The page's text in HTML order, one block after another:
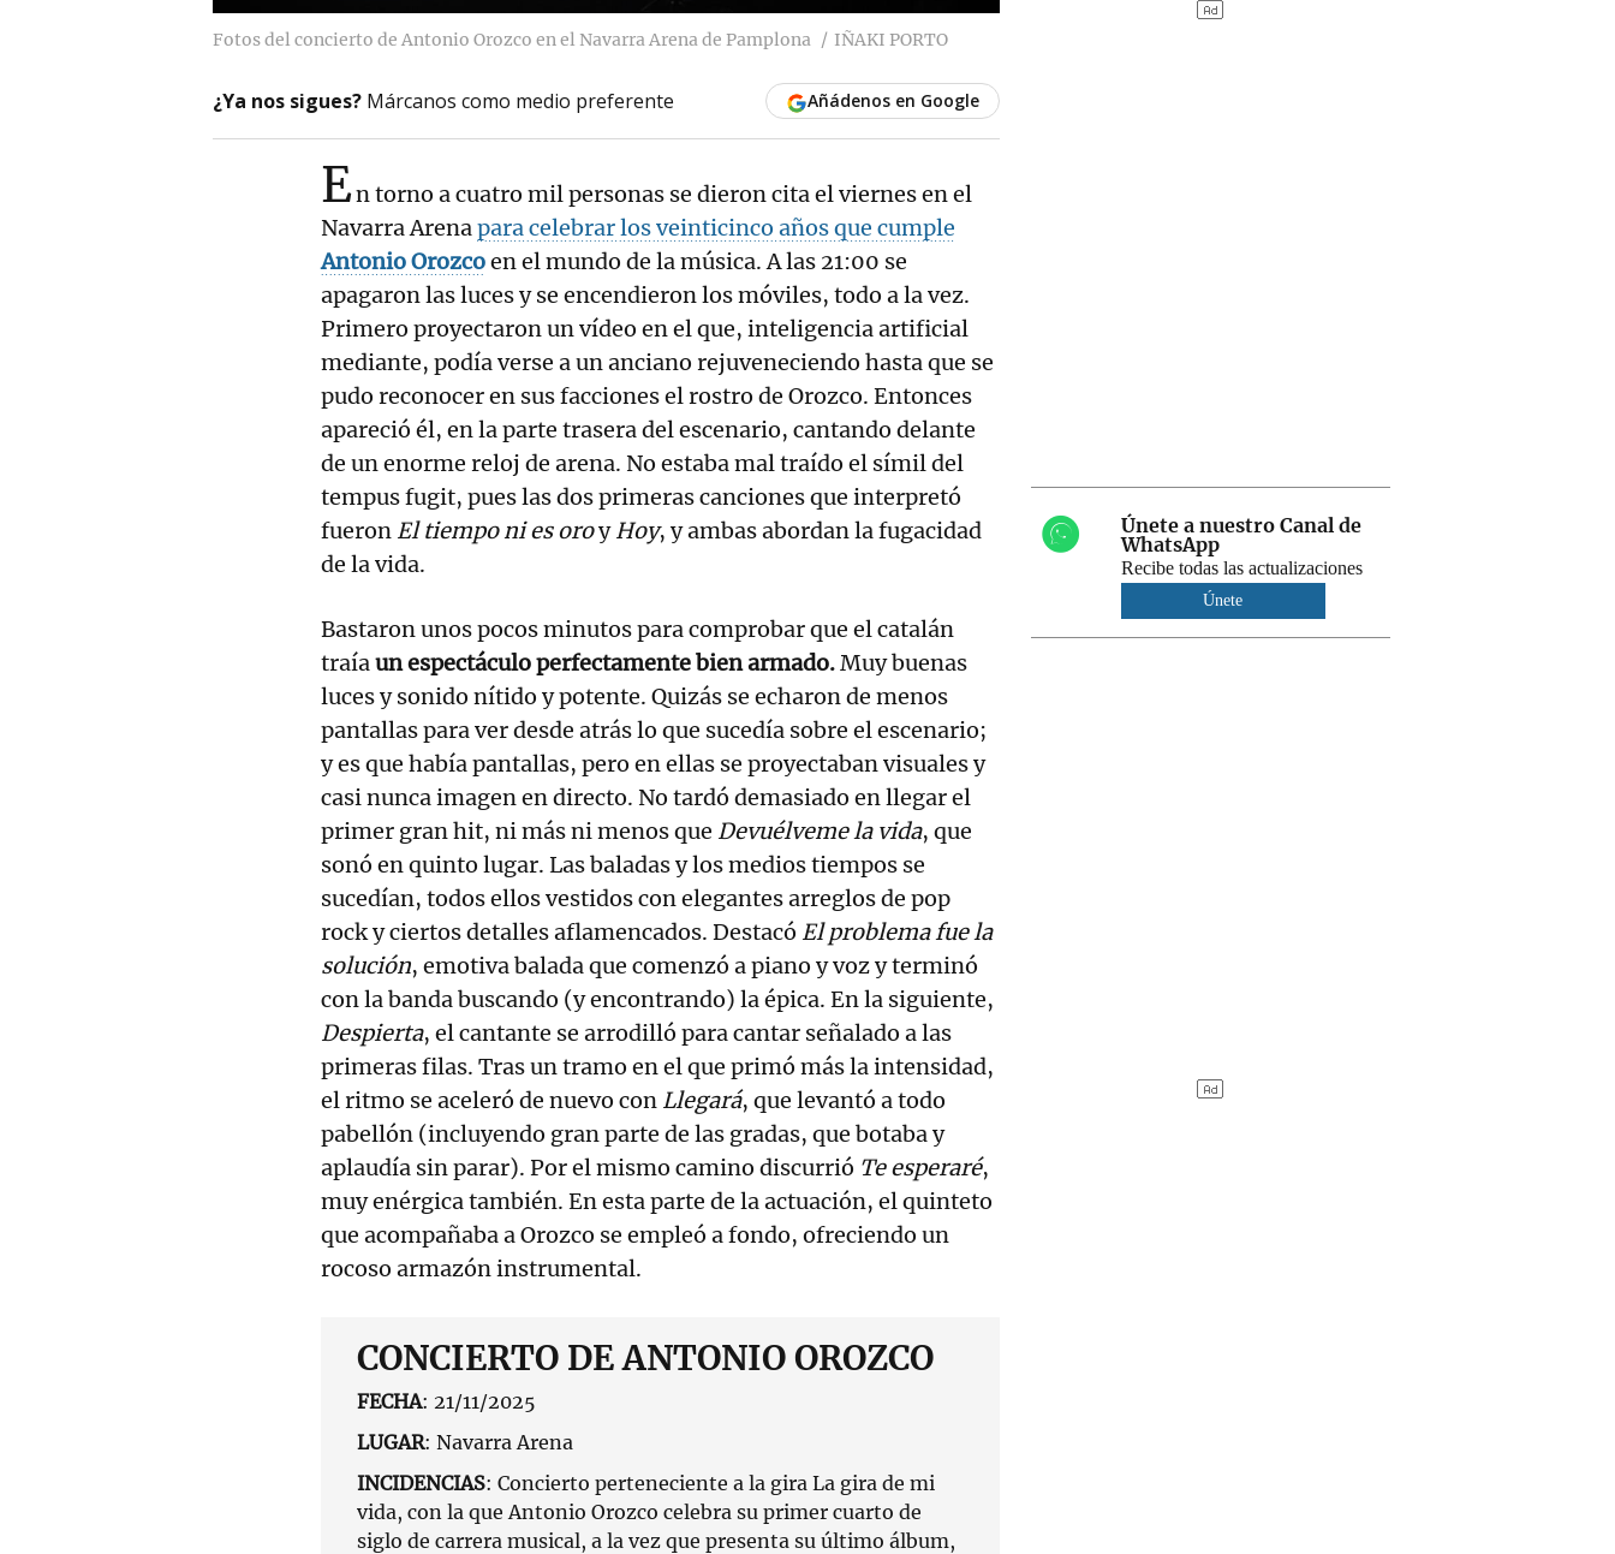
Fotos del concierto de Antonio Orozco en el Navarra Arena de Pamplona IÑAKI PORTO
¿Ya nos sigues? Márcanos como medio preferente Añádenos en Google
En torno a cuatro mil personas se dieron cita el viernes en el
Navarra Arenapara celebrar los veinticinco años que cumple
Antonio Orozcoen el mundo de la música. A las 21:00 se
apagaron las luces y se encendieron los móviles, todo a la vez.
Primero proyectaron un vídeo en el que, inteligencia artificial
mediante, podía verse a un anciano rejuveneciendo hasta que se
pudo reconocer en sus facciones el rostro de Orozco. Entonces
apareció él, en la parte trasera del escenario, cantando delante
de un enorme reloj de arena. No estaba mal traído el símil del
tempus fugit, pues las dos primeras canciones que interpretó
fueron El tiempo ni es oroyHoy, y ambas abordan la fugacidad
de la vida.
Bastaron unos pocos minutos para comprobar que el catalán
traíaun espectáculo perfectamente bien armado.Muy buenas
luces y sonido nítido y potente. Quizás se echaron de menos
pantallas para ver desde atrás lo que sucedía sobre el escenario;
y es que había pantallas, pero en ellas se proyectaban visuales y
casi nunca imagen en directo. No tardó demasiado en llegar el
primer gran hit, ni más ni menos que Devuélveme la vida, que
sonó en quinto lugar. Las baladas y los medios tiempos se
sucedían, todos ellos vestidos con elegantes arreglos de pop
rock y ciertos detalles aflamencados. Destacó El problema fue la
solución, emotiva balada que comenzó a piano y voz y terminó
con la banda buscando (y encontrando) la épica. En la siguiente,
Despierta, el cantante se arrodilló para cantar señalado a las
primeras filas. Tras un tramo en el que primó más la intensidad,
el ritmo se aceleró de nuevo con Llegará, que levantó a todo
pabellón (incluyendo gran parte de las gradas, que botaba y
aplaudía sin parar). Por el mismo camino discurrió Te esperaré,
muy enérgica también. En esta parte de la actuación, el quinteto
que acompañaba a Orozco se empleó a fondo, ofreciendo un
rocoso armazón instrumental.
CONCIERTO DE ANTONIO OROZCO
FECHA: 21/11/2025
LUGAR: Navarra Arena
INCIDENCIAS: Concierto perteneciente a la gira La gira de mi
vida, con la que Antonio Orozco celebra su primer cuarto de
siglo de carrera musical, a la vez que presenta su último álbum,
Únete a nuestro Canal de
WhatsApp
Recibe todas las actualizaciones
Únete